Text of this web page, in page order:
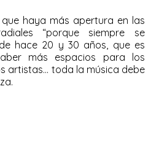
haya más apertura en las
“porque siempre se
hace 20 y 30 años, que es
más espacios para los
artistas… toda la música debe